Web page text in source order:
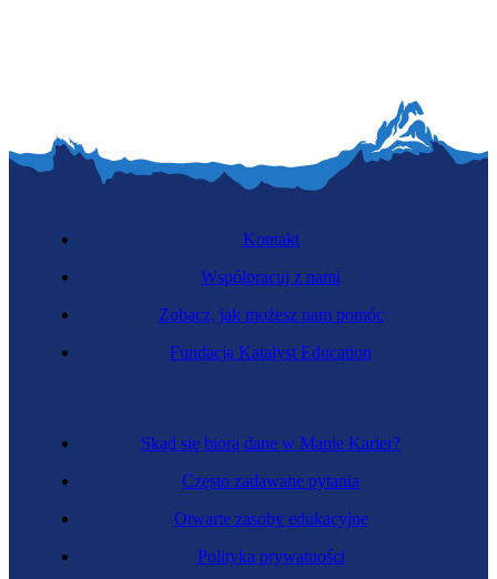
Skąd się biorą dane w Mapie Karier?
Często zadawane pytania
Otwarte zasoby edukacyjne
Polityka prywatności
Kontakt
Współpracuj z nami
Zobacz, jak możesz nam pomóc
Fundacja Katalyst Education